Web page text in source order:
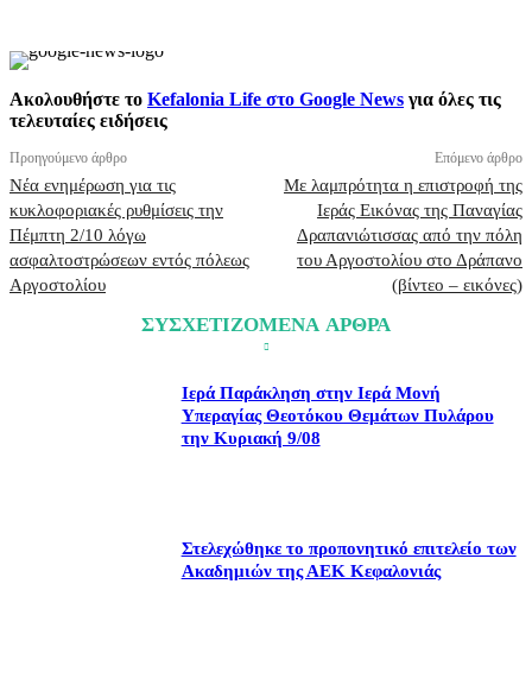
Ακολουθήστε το Kefalonia Life στο Google News για όλες τις
τελευταίες ειδήσεις
Προηγούμενο άρθρο
Νέα ενημέρωση για τις
κυκλοφοριακές ρυθμίσεις την
Πέμπτη 2/10 λόγω
ασφαλτοστρώσεων εντός πόλεως
Αργοστολίου
Επόμενο άρθρο
Με λαμπρότητα η επιστροφή της
Ιεράς Εικόνας της Παναγίας
Δραπανιώτισσας από την πόλη
του Αργοστολίου στο Δράπανο
(βίντεο – εικόνες)
ΣΥΣΧΕΤΙΖΟΜΕΝΑ ΑΡΘΡΑ
Ιερά Παράκληση στην Ιερά Μονή
Υπεραγίας Θεοτόκου Θεμάτων Πυλάρου
την Κυριακή 9/08
Στελεχώθηκε το προπονητικό επιτελείο των
Ακαδημιών της ΑΕΚ Κεφαλονιάς